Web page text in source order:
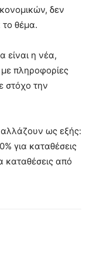
δεν
το θέμα.
είναι η νέα,
πληροφορίες
στόχο την
ως εξής:
για καταθέσεις
καταθέσεις από